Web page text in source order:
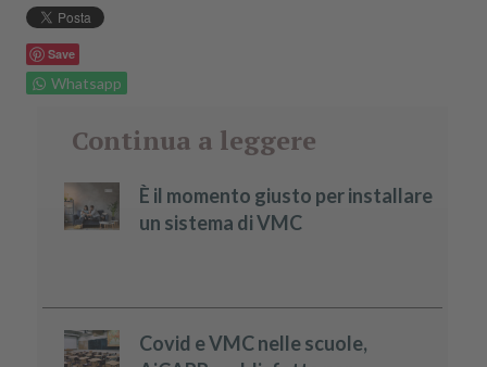
Save
Whatsapp
Continua a leggere
È il momento giusto per installare
un sistema di VMC
Covid e VMC nelle scuole,